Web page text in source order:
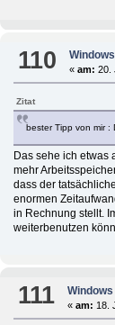
110 «am: 20.
Zitat
bester Tipp von mir :
Das sehe ich etwas
mehr
dass der
enormen
in Rechnung stellt.
weiterbenutzen
111 «am: 18.